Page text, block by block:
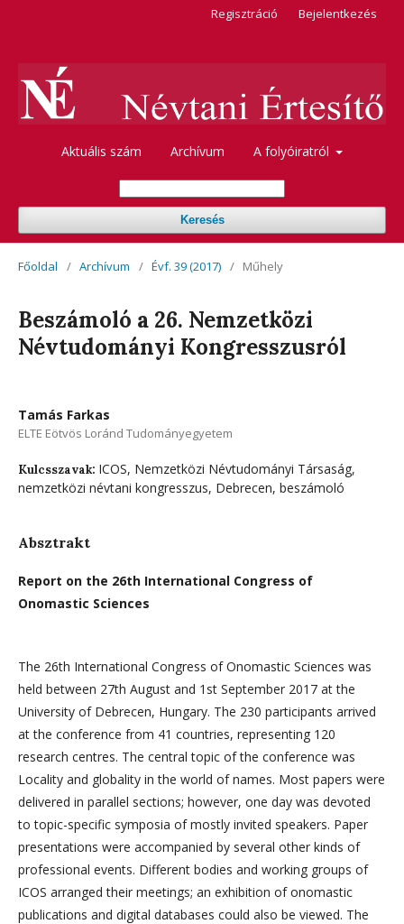
Aktuális szám Archívum A folyóiratról
Keresés
Regisztráció Bejelentkezés
Főoldal / Archívum / Évf. 39 (2017) / Műhely
Beszámoló a 26. Nemzetközi
Névtudományi Kongresszusról
Tamás Farkas
ELTE Eötvös Loránd Tudományegyetem
Kulcsszavak: ICOS, Nemzetközi Névtudományi Társaság,
nemzetközi névtani kongresszus, Debrecen, beszámoló
Absztrakt
Report on the 26th International Congress of
Onomastic Sciences
The 26th International Congress of Onomastic Sciences was
held between 27th August and 1st September 2017 at the
University of Debrecen, Hungary. The 230 participants arrived
at the conference from 41 countries, representing 120
research centres. The central topic of the conference was
Locality and globality in the world of names. Most papers were
delivered in parallel sections; however, one day was devoted
to topic-specific symposia of mostly invited speakers. Paper
presentations were accompanied by several other kinds of
professional events. Different bodies and working groups of
ICOS arranged their meetings; an exhibition of onomastic
publications and digital databases could also be viewed. The